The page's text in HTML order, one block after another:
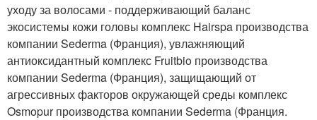
уходу за волосами - поддерживающий баланс
экосистемы кожи головы комплекс Hairspa производства
компании Sederma (Франция), увлажняющий
антиоксидантный комплекс Fruitbio производства
компании Sederma (Франция), защищающий от
агрессивных факторов окружающей среды комплекс
Osmopur производства компании Sederma (Франция.